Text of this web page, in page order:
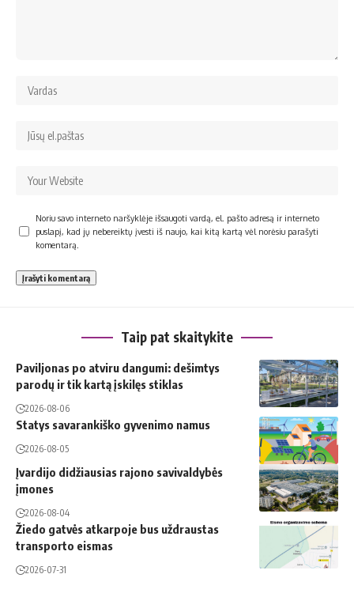
Noriu savo interneto naršyklėje išsaugoti vardą, el. pašto adresą ir interneto
puslapį, kad jų nebereiktų įvesti iš naujo, kai kitą kartą vėl norėsiu parašyti
komentarą.
Taip pat skaitykite
Paviljonas po atviru dangumi: dešimtys
parodų ir tik kartą įskilęs stiklas
2026-08-06
Statys savarankiško gyvenimo namus
2026-08-05
Įvardijo didžiausias rajono savivaldybės
įmones
2026-08-04
Žiedo gatvės atkarpoje bus uždraustas
transporto eismas
2026-07-31